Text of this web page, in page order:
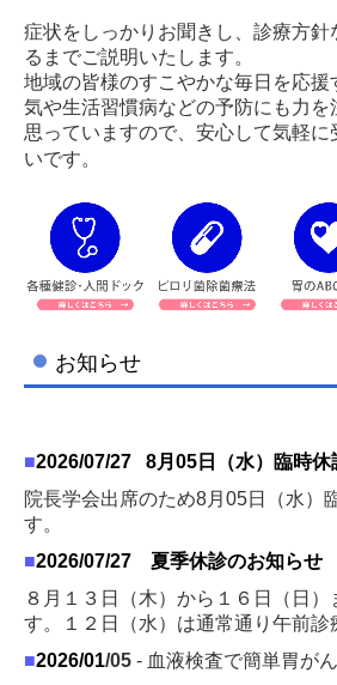
症状をしっかりお聞きし、診療方針
るまでご説明いたします。
地域の皆様のすこやかな毎日を応援
気や生活習慣病などの予防にも力を
思っていますので、安心して気軽
いです。
お知らせ
■2026/07/27 8月05日（水）臨時休
院長学会出席のため8月05日（水）
す。
■2026/07/27 夏季休診のお知らせ
８月１３日（木）から１６日（日）
す。１２日（水）は通常通り午前診
■2026/01/05 - 血液検査で簡単胃が